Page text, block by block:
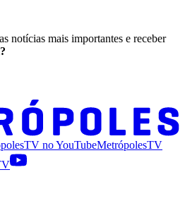
notícias mais importantes e receber
noYouTubeMetrópolesTV